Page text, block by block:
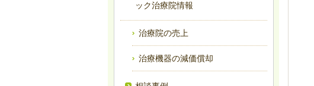
ック治療院情報
治療院の売上
治療機器の減価償却